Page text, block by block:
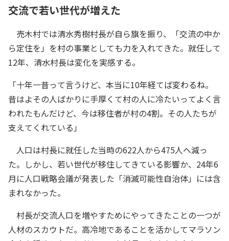
交流で若い世代が増えた
売木村では清水秀樹村長が自ら旗を振り、「交流の中か
ら定住を」を村の事業としても力を入れてきた。就任して
12年、清水村長は変化を実感する。
「十年一昔って言うけど、本当に10年経てば変わるね。
昔はよその人ばかりに手厚くて村の人に冷たいってよく言
われたもんだけど、今は移住者が村の4割。その人たちが
支えてくれている」
人口は村長に就任した当時の622人から475人へ減っ
た。しかし、若い世代が移住してきている影響か、24年6
月に人口戦略会議が発表した「消滅可能性自治体」には含
まれなかった。
村長が交流人口を増やすためにやってきたことの一つが
人材のスカウトだ。高冷地であることを活かしてマラソン